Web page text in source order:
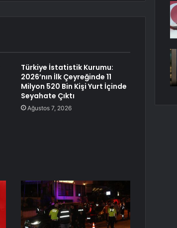
Türkiye İstatistik Kurumu:
2026’nın İlk Çeyreğinde 11
Milyon 520 Bin Kişi Yurt İçinde
Seyahate Çıktı
Ağustos 7, 2026